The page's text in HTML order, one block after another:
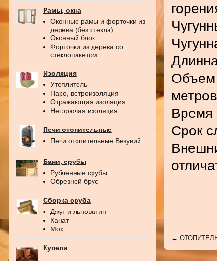
Рамы, окна
Оконные рамы и форточки из
дерева (без стекла)
Оконный блок
Форточки из дерева со
стеклопакетом
Изоляция
Утеплитель
Паро, ветроизоляция
Отражающая изоляция
Негорючая изоляция
Печи отопительные
Печи отопительные Везувий
Бани, срубы
Рубленные срубы
Обрезной брус
Сборка сруба
Джут и льноватин
Канат
Мох
Купели
Объем
Время
Срок
←